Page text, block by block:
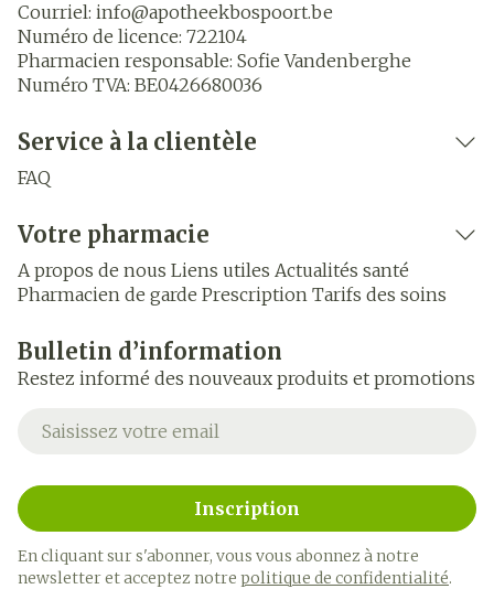
Courriel: info@apotheekbospoort.be
Numéro de licence: 722104
Pharmacien responsable: Sofie Vandenberghe
Numéro TVA: BE0426680036
Service à la clientèle
FAQ
Votre pharmacie
A propos de nous Liens utiles Actualités santé
Pharmacien de garde Prescription Tarifs des soins
Bulletin d’information
Restez informé des nouveaux produits et promotions
Adresse mail
Inscription
En cliquant sur s'abonner, vous vous abonnez à notre
newsletter et acceptez notre politique de confidentialité.